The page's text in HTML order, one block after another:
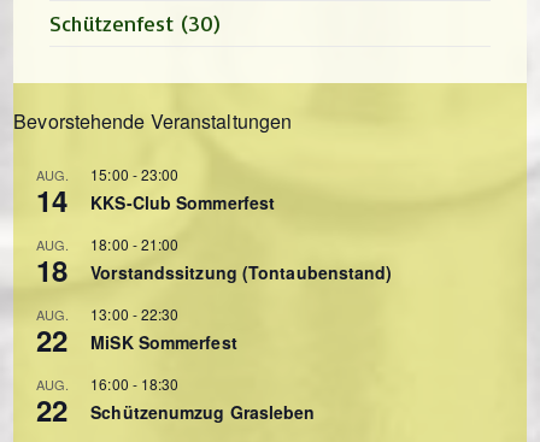
Schützenfest (30)
Bevorstehende Veranstaltungen
AUG.
14
15:00 -23:00
KKS-Club Sommerfest
AUG.
18
18:00 -21:00
Vorstandssitzung (Tontaubenstand)
AUG.
22
13:00 -22:30
MiSK Sommerfest
AUG.
22
16:00 - 18:30
Schützenumzug Grasleben